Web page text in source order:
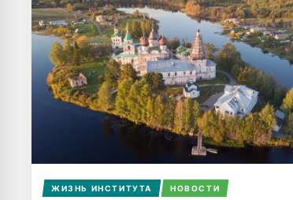
ЖИЗНЬ ИНСТИТУТА НОВОСТИ